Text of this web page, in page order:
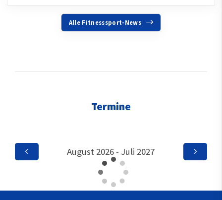
Alle Fitnesssport-News
Termine
August 2026 - Juli 2027